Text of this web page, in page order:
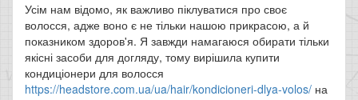
Усім нам відомо, як важливо піклуватися про своє
волосся, адже воно є не тільки нашою прикрасою, а й
показником здоров'я. Я завжди намагаюся обирати тільки
якісні засоби для догляду, тому вирішила купити
кондиціонери для волосся
https://headstore.com.ua/ua/hair/kondicioneri-dlya-volos/ на